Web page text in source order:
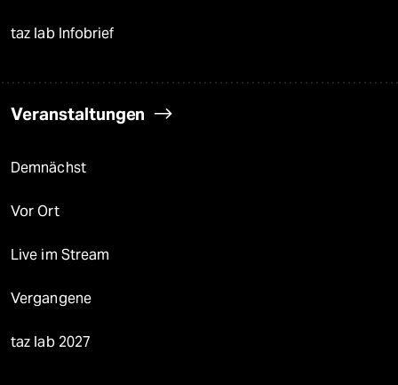
taz lab Infobrief
Veranstaltungen
Demnächst
Vor Ort
Live im Stream
Vergangene
taz lab 2027